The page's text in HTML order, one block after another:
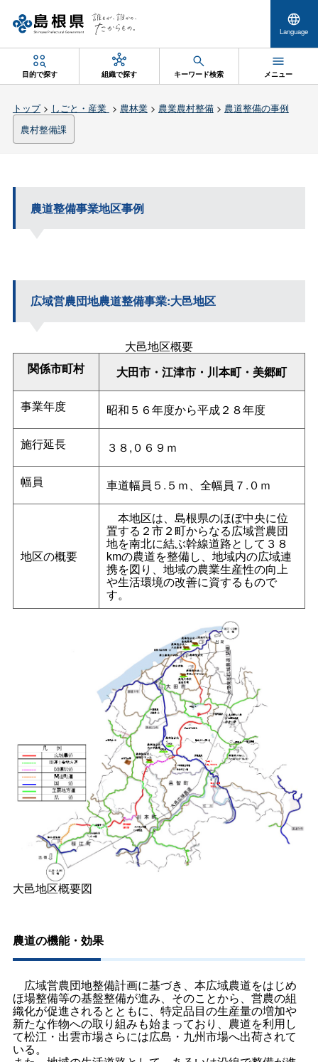
Language
目的で探す 組織で探す キーワード検索 メニュー
トップ> しごと・産業 > 農林業> 農業農村整備> 農道整備の事例
農村整備課
農道整備事業地区事例
広域営農団地農道整備事業:大邑地区
大邑地区概要
関係市町村
大田市・江津市・川本町・美郷町
事業年度 昭和５６年度から平成２８年度
施行延長 ３８,０６９ｍ
幅員 車道幅員５.５ｍ、全幅員７.０ｍ
地区の概要
本地区は、島根県のほぼ中央に位
置する２市２町からなる広域営農団
地を南北に結ぶ幹線道路として３８
kmの農道を整備し、地域内の広域連
携を図り、地域の農業生産性の向上
や生活環境の改善に資するもので
す。
大邑地区概要図
農道の機能・効果
広域営農団地整備計画に基づき、本広域農道をはじめ
ほ場整備等の基盤整備が進み、そのことから、営農の組
織化が促進されるとともに、特定品目の生産量の増加や
新たな作物への取り組みも始まっており、農道を利用し
て松江・出雲市場さらには広島・九州市場へ出荷されて
いる。